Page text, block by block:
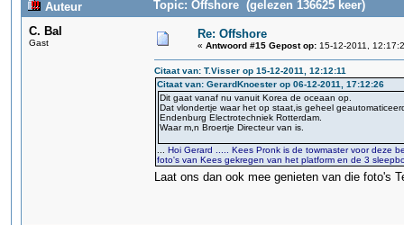
Auteur
Topic: Offshore (gelezen 136625 keer)
C. Bal
Gast
Re: Offshore
« Antwoord #15 Gepost op: 15-12-2011,
Citaat van: T.Visser op 15-12-2011, 12:12:11
Citaat van: GerardKnoester op 06-12-2011, 17:12:26
Dit gaat vanaf nu vanuit Korea de oceaan op.
Dat vlondertje waar het op staat,is geheel
Endenburg Electrotechniek Rotterdam.
Waar m,n Broertje Directeur van is.
Hoi Gerard ..... Kees Pronk is de towmaster voor deze
foto's van Kees gekregen van het platform en de 3
Laat ons dan ook mee genieten van die foto's